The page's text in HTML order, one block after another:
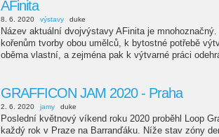
AFinita
8. 6. 2020 výstavy duke
Název aktuální dvojvýstavy AFinita je
kořenům tvorby obou umělců, k bytostné potřebě
oběma vlastní, a zejména pak k výtvarné práci
GRAFFICON JAM 2020 - Praha
2. 6. 2020 jamy duke
Poslední květnový víkend roku 2020 proběhl Loop
každý rok v Praze na Barranďáku. Níže stav zóny